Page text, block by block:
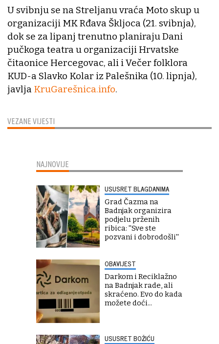
VEZANE VIJESTI
U svibnju se na Streljanu vraća Moto skup u
organizaciji MK Rđava Škljoca (21. svibnja),
dok se za lipanj trenutno planiraju Dani
pučkoga teatra u organizaciji Hrvatske
čitaonice Hercegovac, ali i Večer folklora
KUD-a Slavko Kolar iz Palešnika (10. lipnja),
javlja KruGarešnica.info.
NAJNOVIJE
USUSRET BLAGDANIMA
Grad Čazma na
Badnjak organizira
podjelu prženih
ribica: ''Sve ste
pozvani i dobrodošli''
OBAVIJEST
Darkom i Reciklažno
na Badnjak rade, ali
skraćeno. Evo do kada
možete doći...
USUSRET BOŽIĆU